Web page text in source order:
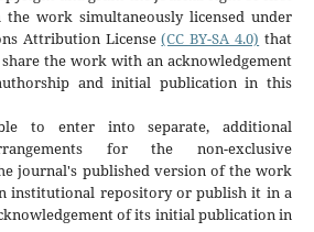
work simultaneously licensed under
Attribution License(CC BY-SA 4.0) that
the work with an acknowledgement
and initial publication in this
to enter into separate, additional
for the non-exclusive
journal's published version of the work
institutional repository or publish it in a
of its initial publication in